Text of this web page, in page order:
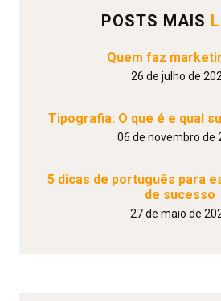
POSTS MAIS
Quem faz
26 de julho de
Tipografia: O que é e qual
06 de novembro de
5 dicas de português para
de sucesso
27 de maio de